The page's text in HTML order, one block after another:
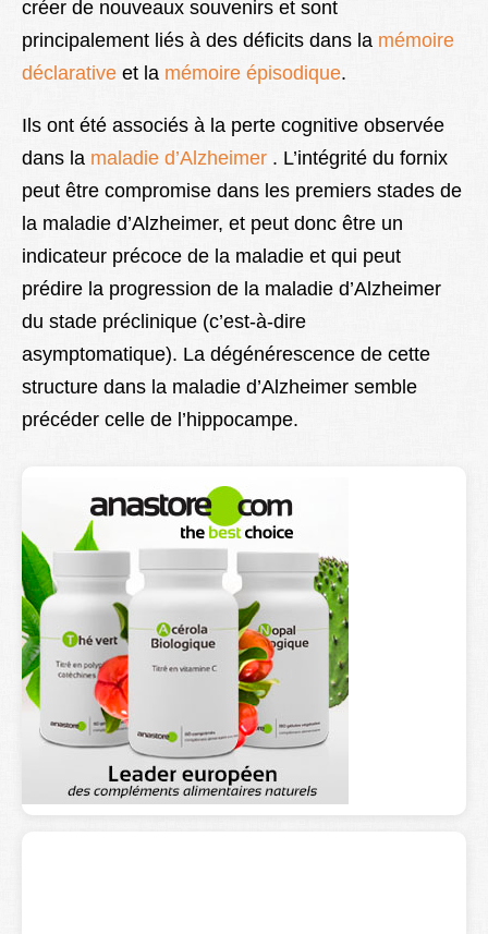
créer de nouveaux souvenirs et sont
principalement liés à des déficits dans la mémoire
déclarative et la mémoire épisodique.
Ils ont été associés à la perte cognitive observée
dans la maladie d’Alzheimer . L’intégrité du fornix
peut être compromise dans les premiers stades de
la maladie d’Alzheimer, et peut donc être un
indicateur précoce de la maladie et qui peut
prédire la progression de la maladie d’Alzheimer
du stade préclinique (c’est-à-dire
asymptomatique). La dégénérescence de cette
structure dans la maladie d’Alzheimer semble
précéder celle de l’hippocampe.